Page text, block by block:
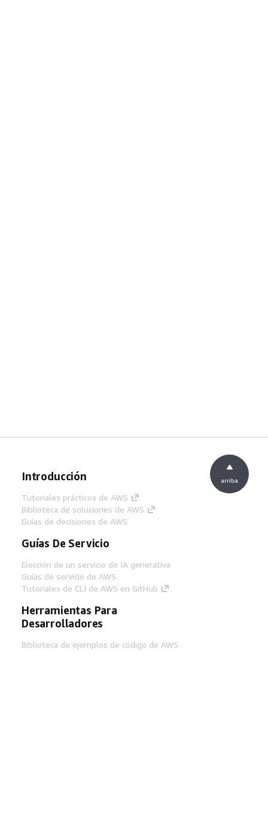
Introducción
Tutoriales prácticos de AWS
Biblioteca de soluciones de AWS
Guías de decisiones de AWS
Guías De Servicio
Elección de un servicio de IA generativa
Guías de servicio de AWS
Tutoriales de CLI de AWS en GitHub
Herramientas Para
Desarrolladores
Biblioteca de ejemplos de código de AWS
arriba